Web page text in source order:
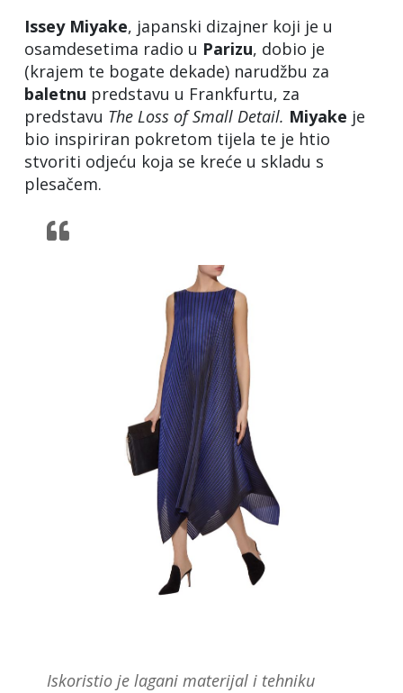
Issey Miyake, japanski dizajner koji je u
osamdesetima radio u Parizu, dobio je
(krajem te bogate dekade) narudžbu za
baletnu predstavu u Frankfurtu, za
predstavu The Loss of Small Detail. Miyake je
bio inspiriran pokretom tijela te je htio
stvoriti odjeću koja se kreće u skladu s
plesačem.
Iskoristio je lagani materijal i tehniku